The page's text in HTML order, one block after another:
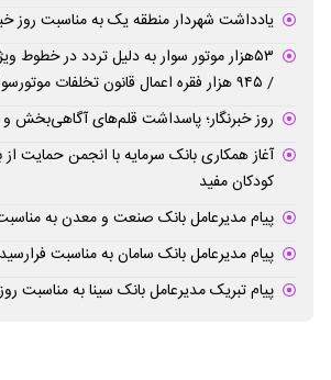
یادداشت شهردار منطقه یک به مناسبت روز
۵۳هزار موتور سوار به دلیل تردد در خطوط
/ ۹۴۵ هزار فقره اعمال قانون تخلفات موتورسواران در سال ۱۴۰۵
روز خبرنگار؛ پاسداشت قلم‌های آگاهی‌بخش
آغاز همکاری بانک سرمایه با انجمن حمایت از
کودکان مفید
پیام مدیرعامل بانک صنعت و معدن به مناسبت
پیام مدیرعامل بانک سامان به مناسبت
پیام تبریک مدیرعامل بانک سینا به مناسبت